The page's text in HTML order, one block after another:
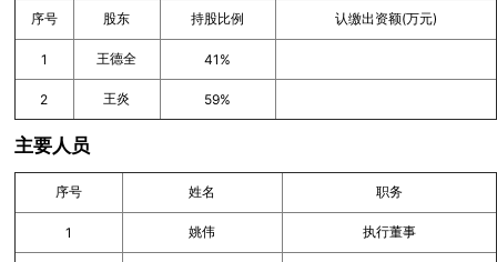
序号 股东 持股比例 认缴出资额(万元)
1 王德全 41%
2 王炎 59%
主要人员
序号 姓名 职务
1 姚伟 执行董事